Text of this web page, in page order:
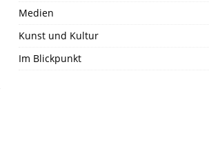
Medien
Kunst und Kultur
Im Blickpunkt